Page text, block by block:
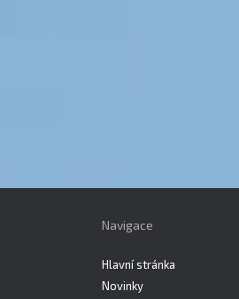
Navigace
Hlavní stránka
Novinky